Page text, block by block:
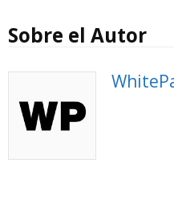
Sobre el Autor